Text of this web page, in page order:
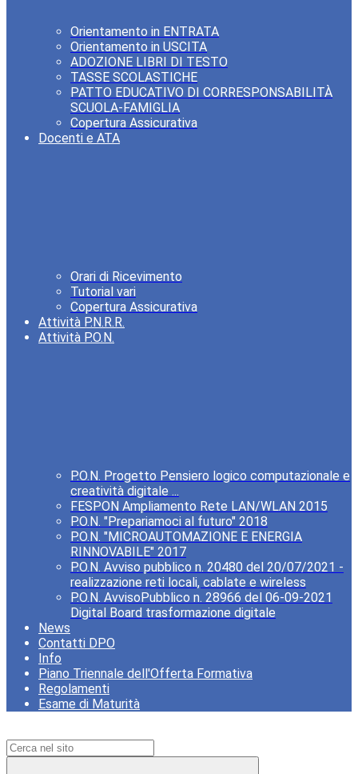
Orientamento in ENTRATA
Orientamento in USCITA
ADOZIONE LIBRI DI TESTO
TASSE SCOLASTICHE
PATTO EDUCATIVO DI CORRESPONSABILITÀ
SCUOLA-FAMIGLIA
Copertura Assicurativa
Docenti e ATA
Orari di Ricevimento
Tutorial vari
Copertura Assicurativa
Attività P.N.R.R.
Attività P.O.N.
P.O.N. Progetto Pensiero logico computazionale e
creatività digitale ...
FESPON Ampliamento Rete LAN/WLAN 2015
P.O.N. "Prepariamoci al futuro" 2018
P.O.N. "MICROAUTOMAZIONE E ENERGIA
RINNOVABILE" 2017
P.O.N. Avviso pubblico n. 20480 del 20/07/2021 -
realizzazione reti locali, cablate e wireless
P.O.N. AvvisoPubblico n. 28966 del 06-09-2021
Digital Board trasformazione digitale
News
Contatti DPO
Info
Piano Triennale dell'Offerta Formativa
Regolamenti
Esame di Maturità